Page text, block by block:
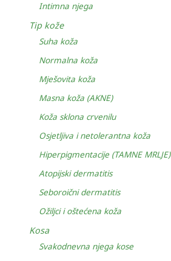
Intimna njega
Tip kože
Suha koža
Normalna koža
Mješovita koža
Masna koža (AKNE)
Koža sklona crvenilu
Osjetljiva i netolerantna koža
Hiperpigmentacije (TAMNE MRLJE)
Atopijski dermatitis
Seboroični dermatitis
Ožiljci i oštećena koža
Kosa
Svakodnevna njega kose